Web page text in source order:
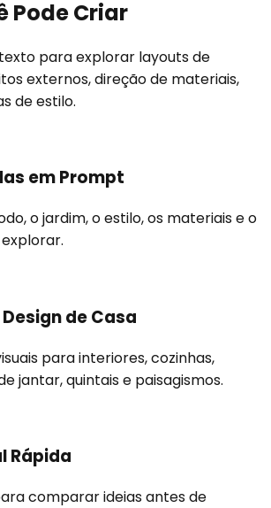
Pode Criar
para explorar layouts de
externos, direção de materiais,
de estilo.
em Prompt
o jardim, o estilo, os materiais e o
de Casa
para interiores, cozinhas,
jantar, quintais e paisagismos.
Rápida
comparar ideias antes de